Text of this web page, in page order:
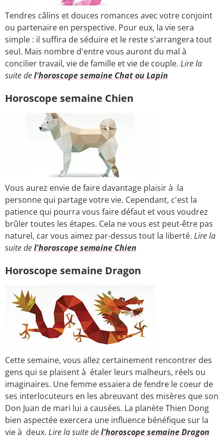
Tendres câlins et douces romances avec votre conjoint
ou partenaire en perspective. Pour eux, la vie sera
simple : il suffira de séduire et le reste s'arrangera tout
seul. Mais nombre d'entre vous auront du mal à
concilier travail, vie de famille et vie de couple. Lire la
suite del'horoscope semaine Chat ou Lapin
Horoscope semaine Chien
Vous aurez envie de faire davantage plaisir à la
personne qui partage votre vie. Cependant, c'est la
patience qui pourra vous faire défaut et vous voudrez
brûler toutes les étapes. Cela ne vous est peut-être pas
naturel, car vous aimez par-dessus tout la liberté. Lire la
suite del'horoscope semaine Chien
Horoscope semaine Dragon
Cette semaine, vous allez certainement rencontrer des
gens qui se plaisent à étaler leurs malheurs, réels ou
imaginaires. Une femme essaiera de fendre le coeur de
ses interlocuteurs en les abreuvant des misères que son
Don Juan de mari lui a causées. La planète Thien Dong
bien aspectée exercera une influence bénéfique sur la
vie à deux. Lire la suite del'horoscope semaine Dragon